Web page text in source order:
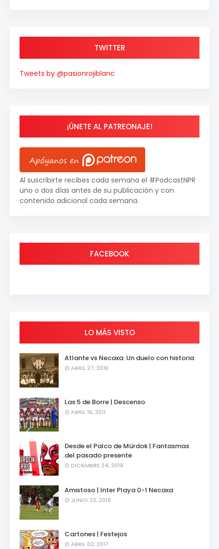
TWITTER
Tweets by @pasionrojiblanc
¡ÚNETE AL PATREONAJE!
Al suscribirte recibes cada semana el #PodcastNPR
uno o dos días antes de su publicación y con
contenido adicional cada semana.
FACEBOOK
LO MÁS VISTO
Atlante vs Necaxa: Un duelo con historia
ABRIL 27, 2016
Las 5 de Borre | Descenso
ABRIL 16, 2011
Desde el Palco de Mürdok | Fantasmas
del pasado presente
DICIEMBRE 24, 2019
Amistoso | Inter Playa 0-1 Necaxa
JUNIO 22, 2019
Cartones | Festejos
ABRIL 02, 2017